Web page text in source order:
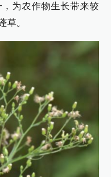
为农作物生长带来较
草。